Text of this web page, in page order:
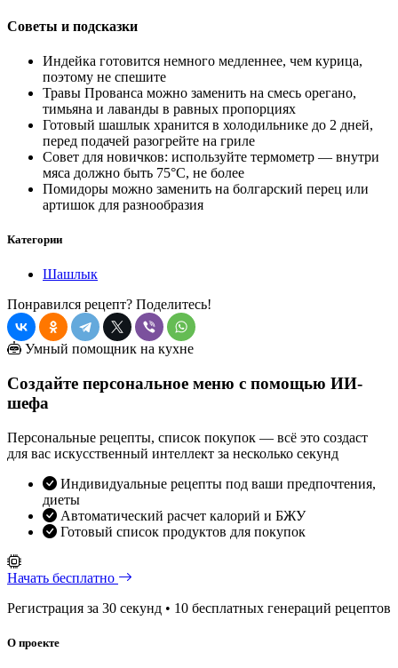
Советы и подсказки
Индейка готовится немного медленнее, чем курица,
поэтому не спешите
Травы Прованса можно заменить на смесь орегано,
тимьяна и лаванды в равных пропорциях
Готовый шашлык хранится в холодильнике до 2 дней,
перед подачей разогрейте на гриле
Совет для новичков: используйте термометр — внутри
мяса должно быть 75°С, не более
Помидоры можно заменить на болгарский перец или
артишок для разнообразия
Категории
Шашлык
Понравился рецепт? Поделитесь!
Умный помощник на кухне
Создайте персональное меню с помощью ИИ-
шефа
Персональные рецепты, список покупок — всё это создаст
для вас искусственный интеллект за несколько секунд
Индивидуальные рецепты под ваши предпочтения,
диеты
Автоматический расчет калорий и БЖУ
Готовый список продуктов для покупок
Начать бесплатно
Регистрация за 30 секунд • 10 бесплатных генераций рецептов
О проекте